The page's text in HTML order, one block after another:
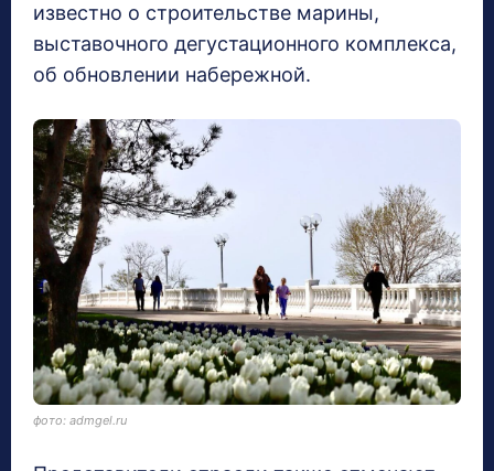
известно о строительстве марины,
выставочного дегустационного комплекса,
об обновлении набережной.
фото: admgel.ru